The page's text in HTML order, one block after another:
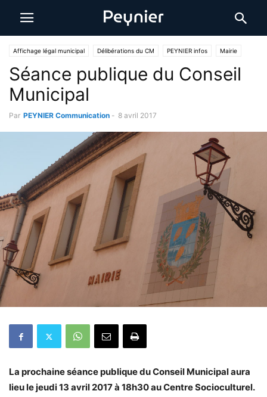
Affichage légal municipal Délibérations du CM PEYNIER infos Mairie
Séance publique du Conseil
Municipal
Par PEYNIER Communication - 8 avril 2017
La prochaine séance publique du Conseil Municipal aura
lieu le jeudi 13 avril 2017 à 18h30 au Centre Socioculturel.